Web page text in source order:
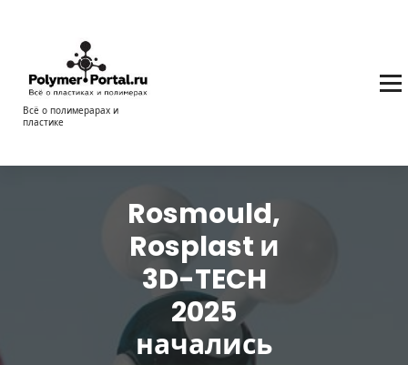
содержимому
Всё о полимерарах и
пластике
Rosmould,
Rosplast и
3D-TECH
2025
начались